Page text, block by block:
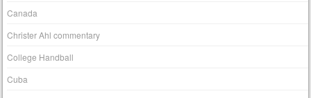
Canada
Christer Ahl commentary
College Handball
Cuba